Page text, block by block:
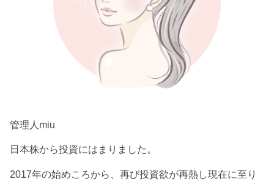
管理人miu
日本株から投資にはまりました。
2017年の始めころから、再び投資欲が再熱し現在に至り